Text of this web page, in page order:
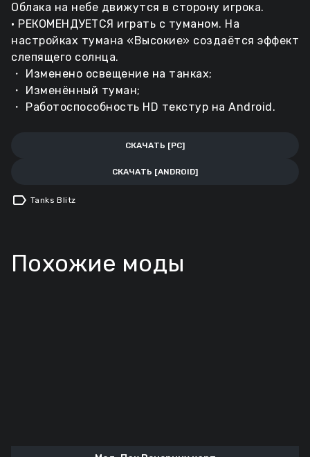
Облака на небе движутся в сторону игрока.
• РЕКОМЕНДУЕТСЯ играть с туманом. На
настройках тумана «Высокие» создаётся эффект
слепящего солнца.
・ Изменено освещение на танках;
・ Изменённый туман;
・ Работоспособность HD текстур на Android.
СКАЧАТЬ [PC]
СКАЧАТЬ [ANDROID]
label Tanks Blitz
Похожие моды